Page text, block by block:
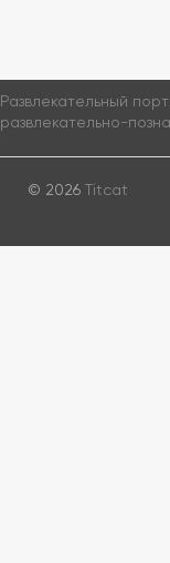
Развлекательный
развлекательно-
© 2026 Titcat